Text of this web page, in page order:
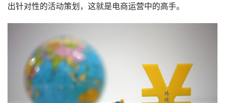
出针对性的活动策划，这就是电商运营中的高手。